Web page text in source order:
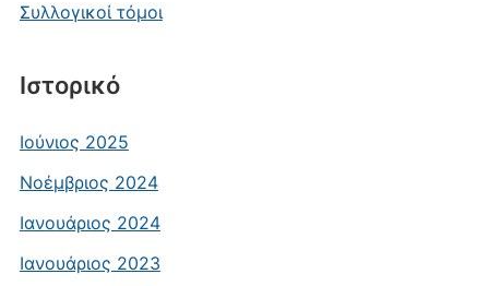
Συλλογικοί τόμοι
Ιστορικό
Ιούνιος 2025
Νοέμβριος 2024
Ιανουάριος 2024
Ιανουάριος 2023